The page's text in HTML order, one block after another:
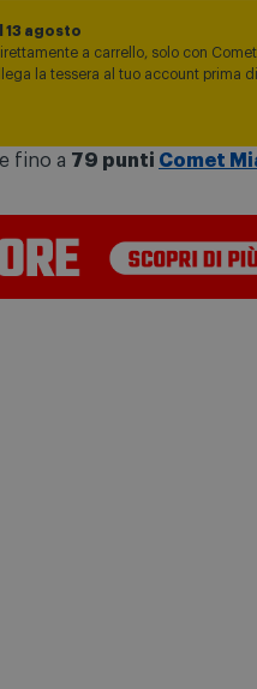
13 agosto
a carrello, solo con Comet
la tessera al tuo account prima di
fino a 79 punti Comet